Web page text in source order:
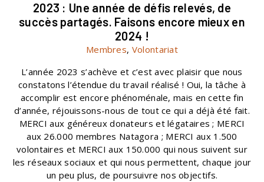
2023 : Une année de défis relevés, de
succès partagés. Faisons encore mieux en
2024 !
Membres, Volontariat
L’année 2023 s’achève et c’est avec plaisir que nous
constatons l’étendue du travail réalisé ! Oui, la tâche à
accomplir est encore phénoménale, mais en cette fin
d’année, réjouissons-nous de tout ce qui a déjà été fait.
MERCI aux généreux donateurs et légataires ; MERCI
aux 26.000 membres Natagora ; MERCI aux 1.500
volontaires et MERCI aux 150.000 qui nous suivent sur
les réseaux sociaux et qui nous permettent, chaque jour
un peu plus, de poursuivre nos objectifs.